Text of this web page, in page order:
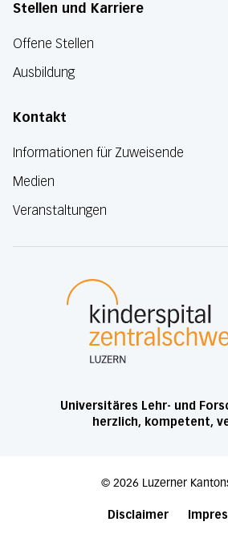
Stellen und Karriere
Offene Stellen
Ausbildung
Kontakt
Informationen für Zuweisende
Medien
Veranstaltungen
Luzerner Kantonsspital
Universitäres Lehr- und
herzlich, kompetent,
© 2026 Luzerner
Disclaimer